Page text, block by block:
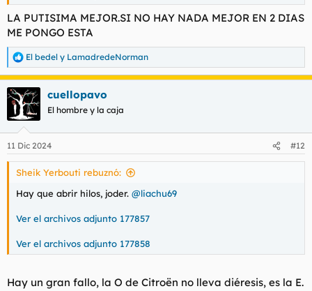
LA PUTISIMA MEJOR.SI NO HAY NADA MEJOR EN 2 DIAS
ME PONGO ESTA
R
e
a
c
c
i
e
s
El bedel y LamadredeNorman
cuellopavo
El hombre y la caja
11 Dic 2024 #12
Sheik Yerbouti rebuznó:
Hay que abrir hilos, joder. @liachu69
Ver el archivos adjunto 177857
Ver el archivos adjunto 177858
Hay un gran fallo, la O de Citroën no lleva diéresis, es la E.